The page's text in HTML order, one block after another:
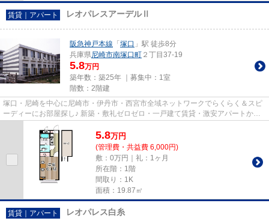
賃貸｜アパート レオパレスアーデルⅡ
阪急神戸本線 「 塚口 」駅 徒歩8分
兵庫県尼崎市南塚口町 ２丁目37-19
5.8万円
築年数：築25年 ｜募集中： 1室
階数：2階建
塚口・尼崎を中心に尼崎市・伊丹市・西宮市全域ネットワークでらくらく＆スピ
ーディーにお部屋探し♪ 新築・敷礼ゼロゼロ・一戸建て賃貸・激安アパートから
分譲賃貸マンション、保証人...
5.8万円
(管理費・共益費 6,000円)
敷：0万円｜礼：1ヶ月
所在階：1階
間取り：1K
面積：19.87㎡
賃貸｜アパート レオパレス白糸